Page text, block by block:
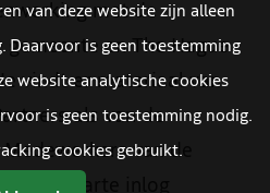
met de
en The Hague
vindt er materiaal van
als van de
van de
een aparte inlog
van deze website zijn alleen
Daarvoor is geen toestemming
website analytische cookies
is geen toestemming nodig.
cookies gebruikt.